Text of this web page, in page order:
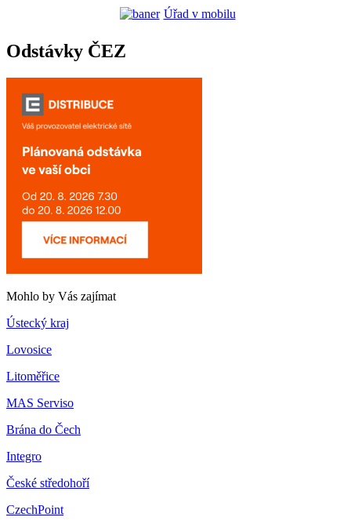
Úřad v mobilu
Odstávky ČEZ
Mohlo by Vás zajímat
Ústecký kraj
Lovosice
Litoměřice
MAS Serviso
Brána do Čech
Integro
České středohoří
CzechPoint